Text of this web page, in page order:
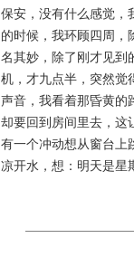
保安，没有什么感觉，
的时候，我环顾四周，
名其妙，除了刚才见到
机，才九点半，突然觉
声音，我看着那昏黄的
却要回到房间里去，这
有一个冲动想从窗台上
凉开水，想：明天是星